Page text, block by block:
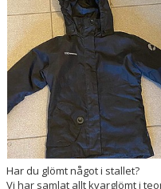
Har du glömt något i stallet?
Vi har samlat allt kvarglömt i